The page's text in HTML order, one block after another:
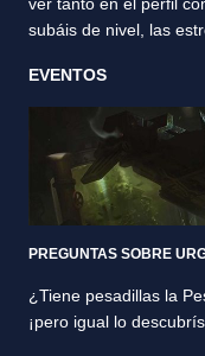
subáis de nivel, las
EVENTOS
PREGUNTAS SOBRE
¿Tiene pesadillas la
¡pero igual lo